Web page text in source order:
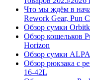
Что мы ждём в
Rework Gear, Pun
Обзор сумки
Обзор кошельков
Horizon
Обзор сумки
Обзор рюкзака с
16-42L